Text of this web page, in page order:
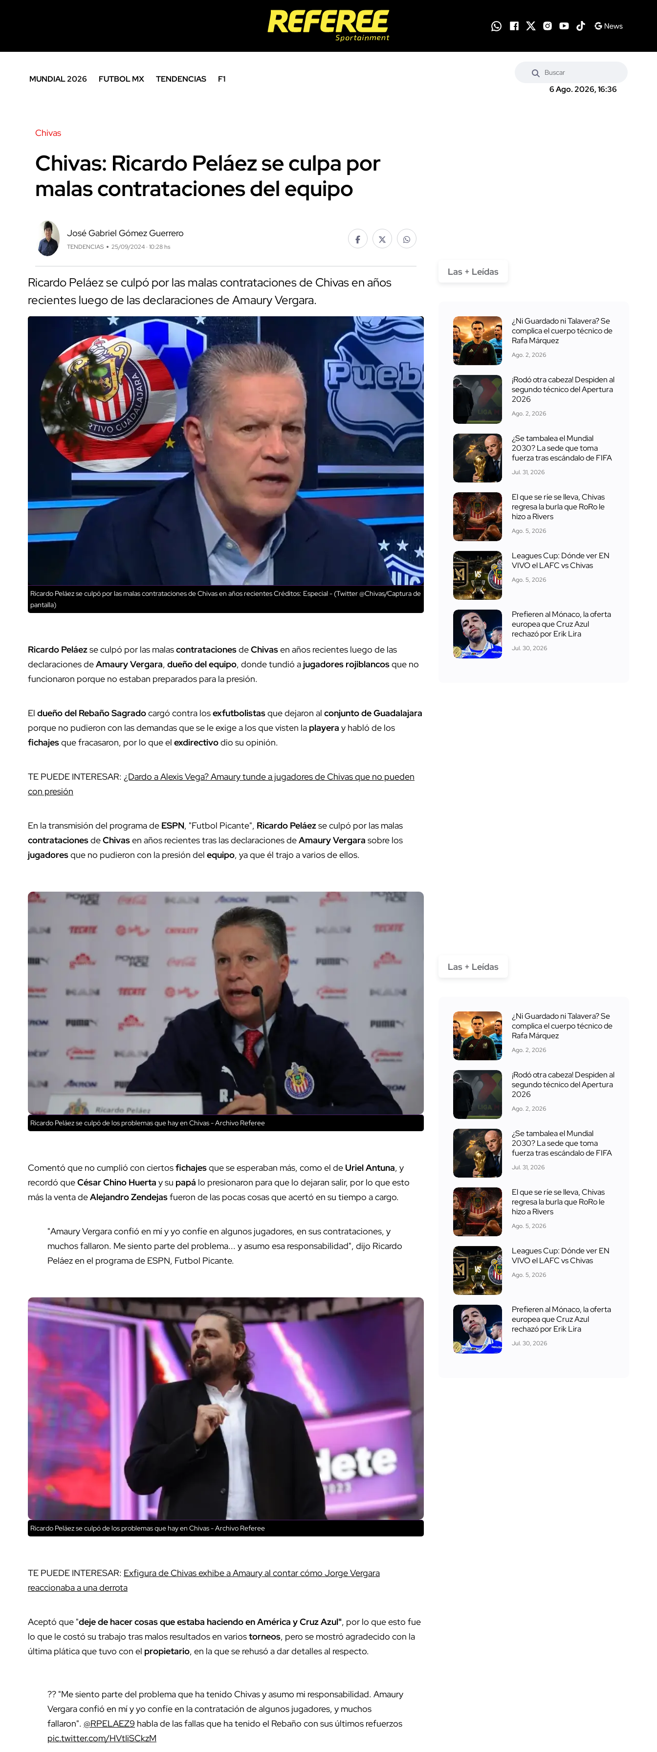
MUNDIAL 2026 FUTBOL MX TENDENCIAS
F1
6 Ago. 2026, 16:36
Chivas
Chivas: Ricardo Peláez se culpa por
malas contrataciones del equipo
José Gabriel Gómez Guerrero
TENDENCIAS 25/09/2024 · 10:28 hs
Ricardo Peláez se culpó por las malas contrataciones de Chivas en años
recientes luego de las declaraciones de Amaury Vergara.
Ricardo Peláez se culpó por las malas contrataciones de Chivas en años recientesCréditos: Especial - (Twitter @Chivas/Captura de
pantalla)
Ricardo Peláezse culpó por las malascontratacionesdeChivasen años recientes luego de las
declaraciones deAmaury Vergara, dueño del equipo, donde tundió ajugadores rojiblancosque no
funcionaron porque no estaban preparados para la presión.
El dueño del Rebaño Sagradocargó contra losexfutbolistasque dejaron al conjunto de Guadalajara
porque no pudieron con las demandas que se le exige a los que visten la playera y habló de los
fichajesque fracasaron, por lo que el exdirectivodio su opinión.
TE PUEDE INTERESAR: ¿Dardo a Alexis Vega? Amaury tunde a jugadores de Chivas que no pueden
con presión
En la transmisión del programa de ESPN, "Futbol Picante", Ricardo Peláezse culpó por las malas
contratacionesdeChivasen años recientes tras las declaraciones deAmaury Vergara sobre los
jugadoresque no pudieron con la presión del equipo, ya que él trajo a varios de ellos.
Ricardo Peláez se culpó de los problemas que hay en Chivas - Archivo Referee
Comentó que no cumplió con ciertosfichajesque se esperaban más, como el de Uriel Antuna, y
recordó queCésar Chino Huerta y su papá lo presionaron para que lo dejaran salir, por lo que esto
más la venta deAlejandro Zendejasfueron de las pocas cosas que acertó en su tiempo a cargo.
"Amaury Vergara confió en mí y yo confíe en algunos jugadores, en sus contrataciones, y
muchos fallaron. Me siento parte del problema... y asumo esa responsabilidad", dijo Ricardo
Peláez en el programa de ESPN, Futbol Picante.
Ricardo Peláez se culpó de los problemas que hay en Chivas - Archivo Referee
TE PUEDE INTERESAR: Exfigura de Chivas exhibe a Amaury al contar cómo Jorge Vergara
reaccionaba a una derrota
Aceptó que "deje de hacer cosas que estaba haciendo en América y Cruz Azul", por lo que esto fue
lo que le costó su trabajo tras malos resultados en variostorneos, pero se mostró agradecido con la
última plática que tuvo con el propietario, en la que se rehusó a dar detalles al respecto.
?? "Me siento parte del problema que ha tenido Chivas y asumo mi responsabilidad. Amaury
Vergara confió en mí y yo confíe en la contratación de algunos jugadores, y muchos
fallaron". @RPELAEZ9 habla de las fallas que ha tenido el Rebaño con sus últimos refuerzos
pic.twitter.com/HVtIiSCkzM
Las + Leídas
¿Ni Guardado ni Talavera? Se
complica el cuerpo técnico de
Rafa Márquez
Ago. 2, 2026
¡Rodó otra cabeza! Despiden al
segundo técnico del Apertura
2026
Ago. 2, 2026
¿Se tambalea el Mundial
2030? La sede que toma
fuerza tras escándalo de FIFA
Jul. 31, 2026
El que se ríe se lleva, Chivas
regresa la burla que RoRo le
hizo a Rivers
Ago. 5, 2026
Leagues Cup: Dónde ver EN
VIVO el LAFC vs Chivas
Ago. 5, 2026
Prefieren al Mónaco, la oferta
europea que Cruz Azul
rechazó por Erik Lira
Jul. 30, 2026
Las + Leídas
¿Ni Guardado ni Talavera? Se
complica el cuerpo técnico de
Rafa Márquez
Ago. 2, 2026
¡Rodó otra cabeza! Despiden al
segundo técnico del Apertura
2026
Ago. 2, 2026
¿Se tambalea el Mundial
2030? La sede que toma
fuerza tras escándalo de FIFA
Jul. 31, 2026
El que se ríe se lleva, Chivas
regresa la burla que RoRo le
hizo a Rivers
Ago. 5, 2026
Leagues Cup: Dónde ver EN
VIVO el LAFC vs Chivas
Ago. 5, 2026
Prefieren al Mónaco, la oferta
europea que Cruz Azul
rechazó por Erik Lira
Jul. 30, 2026